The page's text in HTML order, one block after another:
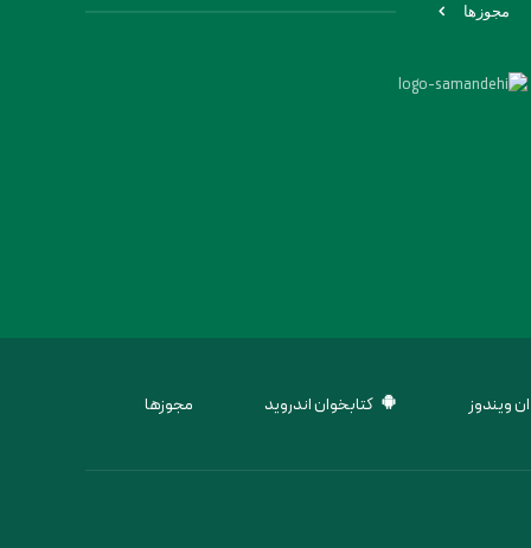
مجوزها
ویندوز کتابخوان اندروید مجوزها